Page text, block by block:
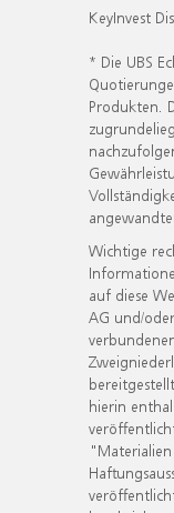
KeyInvest
* Die UBS
Produkten.
Wichtige
auf diese
AG und/
hierin